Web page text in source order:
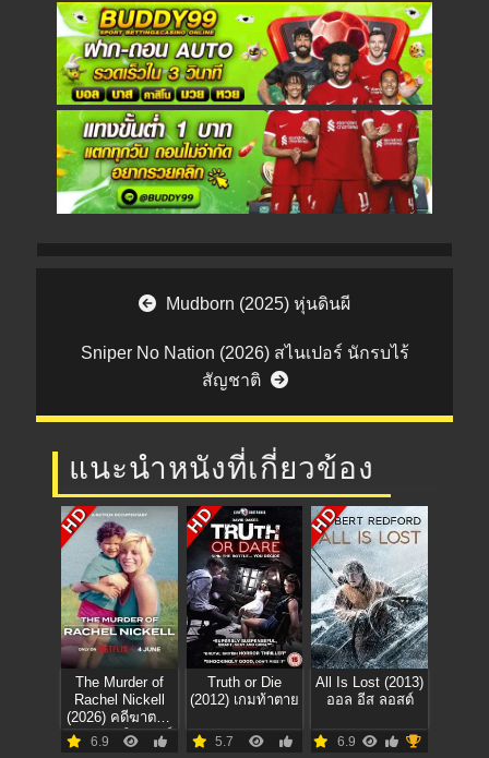
Post navigation
Mudborn (2025) หุ่นดินผี
Sniper No Nation (2026) สไนเปอร์ นักรบไร้
สัญชาติ
แนะนำหนังที่เกี่ยวข้อง
HD
The Murder of
Rachel Nickell
(2026) คดีฆาตกร
รมเรเชล นิกเคลล์
6.9
HD
Truth or Die
(2012) เกมท้าตาย
5.7
HD
All Is Lost (2013)
ออล อีส ลอสต์
6.9